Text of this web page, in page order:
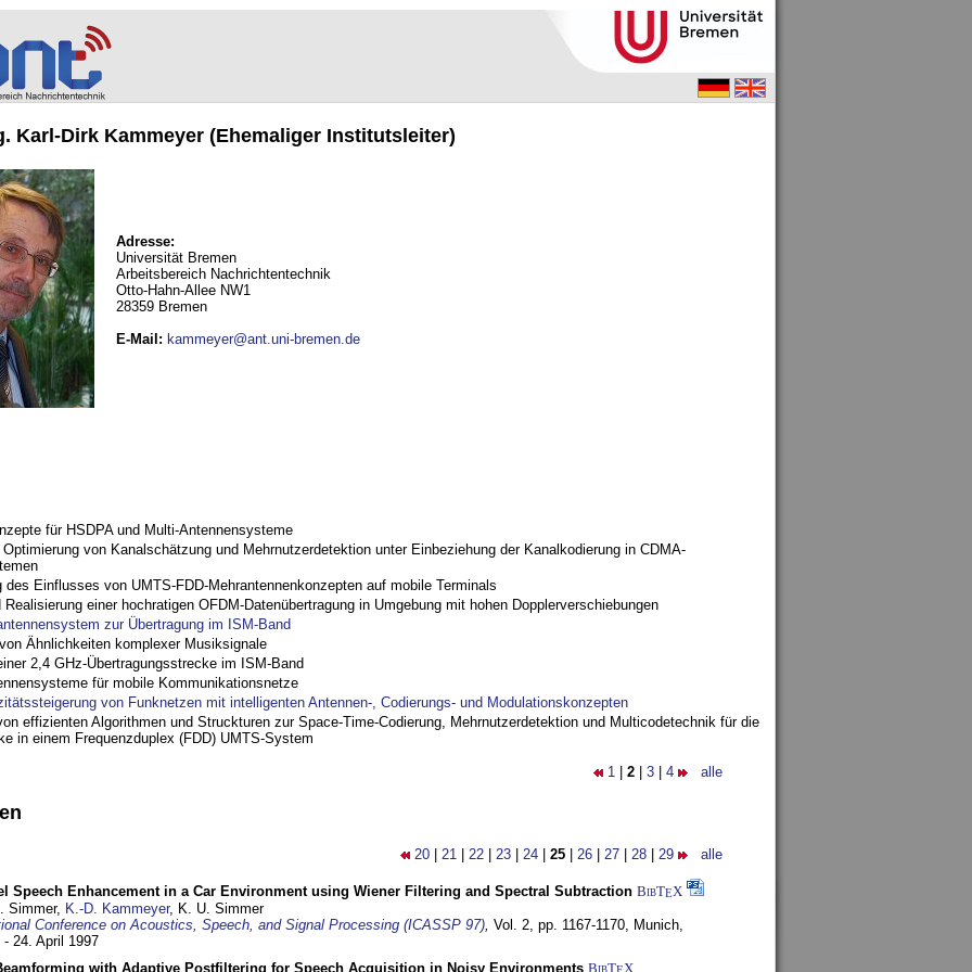
Karl-Dirk Kammeyer (Ehemaliger Institutsleiter)
Adresse:
Universität Bremen
Arbeitsbereich Nachrichtentechnik
Otto-Hahn-Allee NW1
28359 Bremen
E-Mail : kammeyer@ant.uni-bremen.de
für HSDPA und Multi-Antennensysteme
von Kanalschätzung und Mehrnutzerdetektion unter Einbeziehung der Kanalkodierung in CDMA-
des Einflusses von UMTS-FDD-Mehrantennenkonzepten auf mobile Terminals
Realisierung einer hochratigen OFDM-Datenübertragung in Umgebung mit hohen Dopplerverschiebungen
zur Übertragung im ISM-Band
Ähnlichkeiten komplexer Musiksignale
2,4 GHz-Übertragungsstrecke im ISM-Band
für mobile Kommunikationsnetze
von Funknetzen mit intelligenten Antennen-, Codierungs- und Modulationskonzepten
effizienten Algorithmen und Struckturen zur Space-Time-Codierung, Mehrnutzerdetektion und Multicodetechnik für die
in einem Frequenzduplex (FDD) UMTS-System
1 2 3 4 alle
20 21 22 23 24 25 26 27 28 29 alle
Speech Enhancement in a Car Environment using Wiener Filtering and Spectral Subtraction BibTEX
Simmer, K.-D. Kammeyer, K. U. Simmer
Conference on Acoustics, Speech, and Signal Processing (ICASSP 97), Vol. 2, pp. 1167-1170, Munich,
- 24. April 1997
with Adaptive Postfiltering for Speech Acquisition in Noisy Environments BibTEX